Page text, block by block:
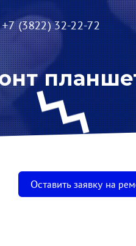
+7 (3822) 32-22-72
Оставить заявку на